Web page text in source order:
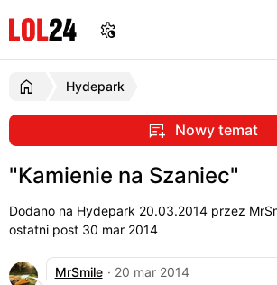
Hydepark
Nowy temat
"Kamienie na Szaniec"
Dodano na Hydepark 20.03.2014 przez
ostatni post 30 mar 2014
MrSmile · 20 mar 2014